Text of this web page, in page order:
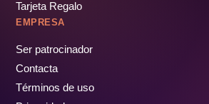
Tarjeta Regalo
EMPRESA
Ser patrocinador
Contacta
Términos de uso